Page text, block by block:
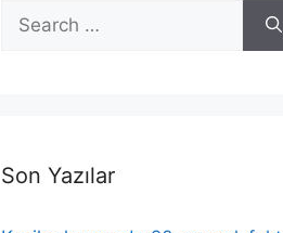
Search
for:
Son Yazılar